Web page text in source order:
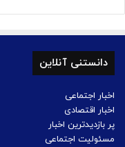
دانستنی آنلاین
اخبار اجتماعی
اخبار اقتصادی
پر بازدیدترین اخبار
مسئولیت اجتماعی